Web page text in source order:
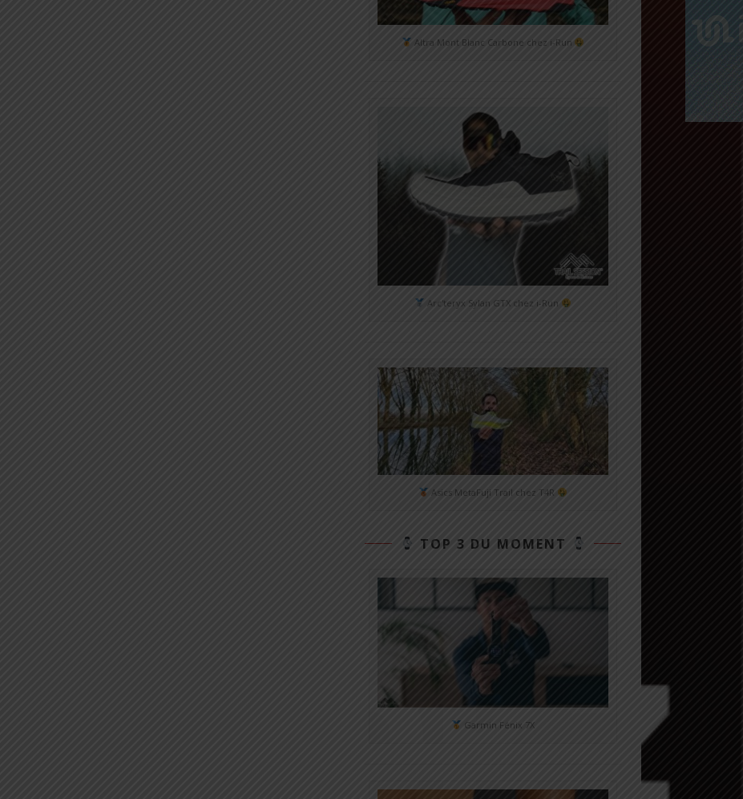
Altra Mont Blanc Carbone chez i-Run
Arc'teryx Sylan GTX chez i-Run
Asics MetaFuji Trail chez T4R
TOP 3 DU MOMENT
Garmin Fénix 7X